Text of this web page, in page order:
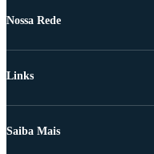
Nossa Rede
Links
Saiba Mais